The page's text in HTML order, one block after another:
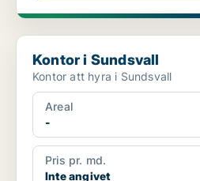
Kontor i Sundsvall
Kontor i Sundsvall
Kontor att hyra i Sundsvall
Areal
-
Pris pr. md.
Inte angivet